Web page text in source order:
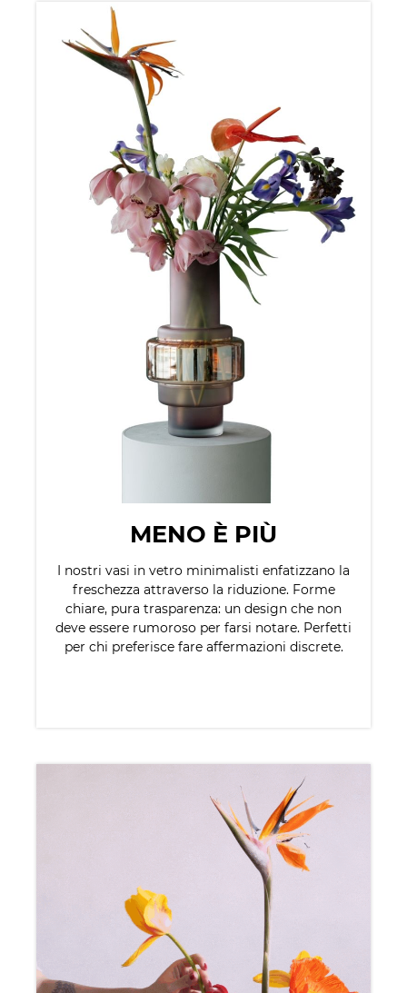
MENO È PIÙ
I nostri vasi in vetro minimalisti enfatizzano la
freschezza attraverso la riduzione. Forme
chiare, pura trasparenza: un design che non
deve essere rumoroso per farsi notare. Perfetti
per chi preferisce fare affermazioni discrete.